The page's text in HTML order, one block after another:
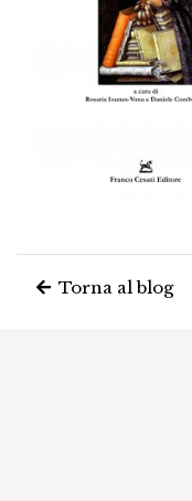
Torna al blog